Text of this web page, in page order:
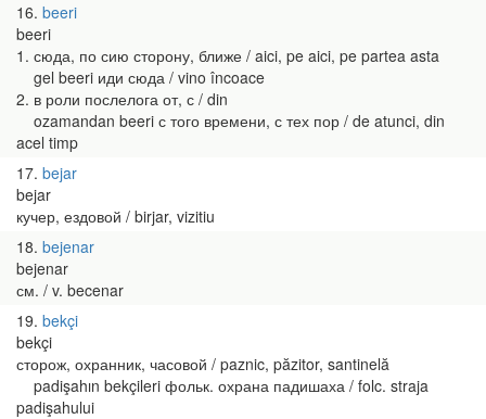
16 beeri
beeri
1. сюда, по сию сторону, ближе / aici, pe aici, pe partea asta
gel beeri иди сюда / vino încoace
2. в роли послелога от, с / din
ozamandan beeri с того времени, с тех пор / de atunci, din
acel timp
17 bejar
bejar
кучер, ездовой / birjar, vizitiu
18 bejenar
bejenar
см. / v. becenar
19 bekçi
bekçi
сторож, охранник, часовой / paznic, păzitor, santinelă
padişahın bekçileri фольк. охрана падишаха / folc. straja
padişahului